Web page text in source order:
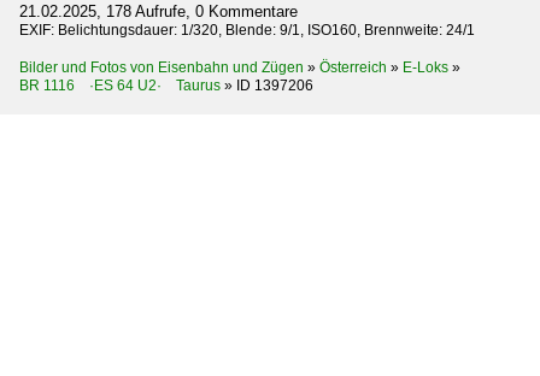
21.02.2025, 178 Aufrufe, 0 Kommentare
EXIF: Belichtungsdauer: 1/320, Blende: 9/1, ISO160, Brennweite: 24/1
Bilder und Fotos von Eisenbahn und Zügen » Österreich » E-Loks »
BR 1116 ·ES 64 U2· Taurus » ID 1397206